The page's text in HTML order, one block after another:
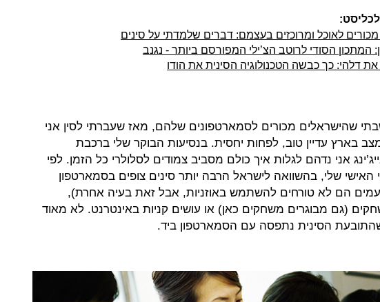
מכורים לאוכל ומרוכזים בעצמם: דברים שלמדתי על סינים
המתכון הסודי לרוטב הצ’ילי המפורסם ביותר - נגנב
דלהי: כך כבשה הטכנולוגיה הסינית את הודו
שהישראלים מכורים לסמארטפונים שלהם, מאז שעברתי לסין אני
בארץ עדיין טוב, לפחות יחסית. בנסיעות הבוקר שלי ברכבת
אני נדהם לגלות איך כולם מסביב צמודים לסלולרי כל הזמן. לפי
האישי שלי, בהשוואה לישראל הרבה יותר סינים צופים בסמארטפון
הם לא טורחים להשתמש באוזניות, אבל זאת בעיה אחרת),
(גם מבוגרים משחקים כאן) או עושים קניות באינטרנט. לא מאוד
הסינית נתפסה עם הסמארטפון ביד.